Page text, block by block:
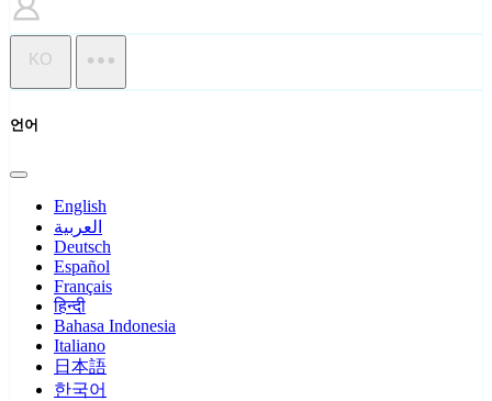
KO
언어
English
العربية
Deutsch
Español
Français
हिन्दी
Bahasa Indonesia
Italiano
日本語
한국어